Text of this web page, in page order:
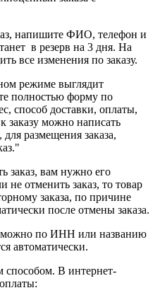
напишите ФИО, телефон и
в резерв на 3 дня. На
все изменения по заказу.
режиме выглядит
полностью форму по
способ доставки, оплаты,
заказу можно написать
размещения заказа,
заказ, вам нужно его
не отменить заказ, то товар
заказа, по причине
после отмены заказа.
можно по ИНН или названию
автоматически.
способом. В интернет-